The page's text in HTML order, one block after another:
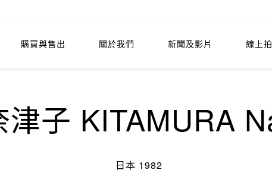
購買與售出 關於我們 新聞及影片 線上
津子 KITAMURA
日本 1982